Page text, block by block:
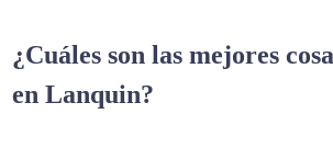
¿Cuáles son las mejores
en Lanquin?